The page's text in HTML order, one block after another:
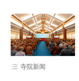
寺院新闻